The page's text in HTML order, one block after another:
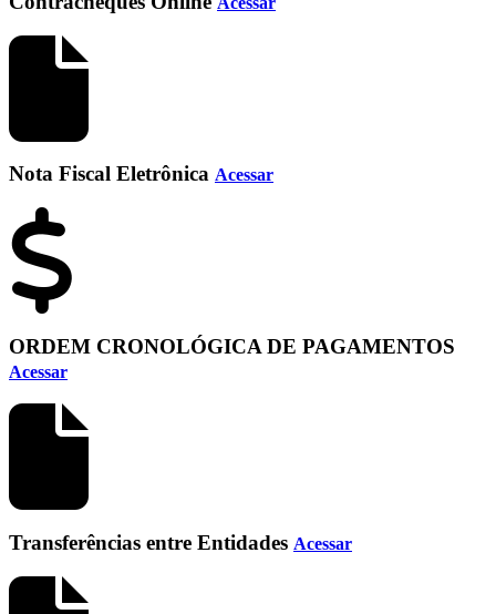
Nota Fiscal Eletrônica Acessar
ORDEM CRONOLÓGICA DE PAGAMENTOS
Acessar
Transferências entre Entidades Acessar